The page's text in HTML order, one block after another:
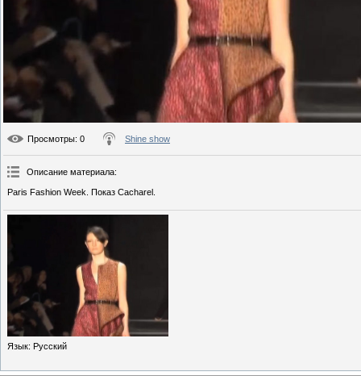
Просмотры: 0 Shine show
Описание материала:
Paris Fashion Week. Показ Cacharel.
Язык: Русский